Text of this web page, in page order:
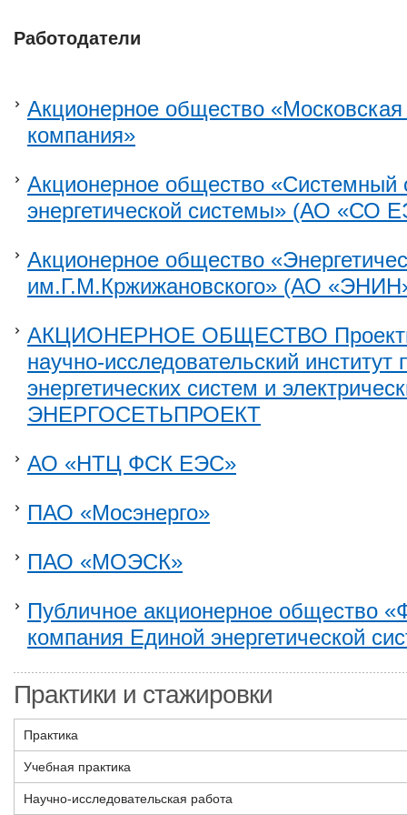
Работодатели
Акционерное общество «Московская
компания»
Акционерное общество «Системный
энергетической системы» (АО «СО
Акционерное общество
им.Г.М.Кржижановского» (АО
АКЦИОНЕРНОЕ ОБЩЕСТВО
научно-исследовательский
энергетических систем и
ЭНЕРГОСЕТЬПРОЕКТ
АО «НТЦ ФСК ЕЭС»
ПАО «Мосэнерго»
ПАО «МОЭСК»
Публичное акционерное общество
компания Единой энергетической
Практики и стажировки
Практика
Учебная практика
Научно-исследовательская работа